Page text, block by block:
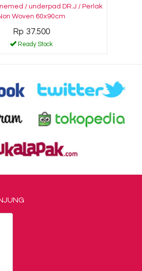
/ underpad DR.J / Perlak
Woven 60x90cm
Rp 37.500
Ready Stock